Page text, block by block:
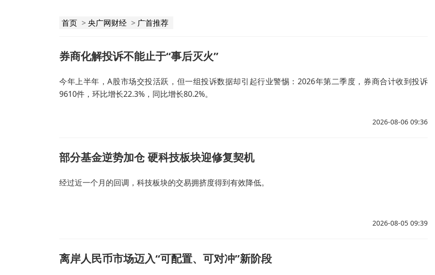
首页 >央广网财经 > 广首推荐
券商化解投诉不能止于“事后灭火”
今年上半年，A股市场交投活跃，但一组投诉数据却引起行业警惕：2026年第二季度，券商合计收到投诉
9610件，环比增长22.3%，同比增长80.2%。
2026-08-06 09:36
部分基金逆势加仓 硬科技板块迎修复契机
经过近一个月的回调，科技板块的交易拥挤度得到有效降低。
2026-08-05 09:39
离岸人民币市场迈入“可配置、可对冲”新阶段